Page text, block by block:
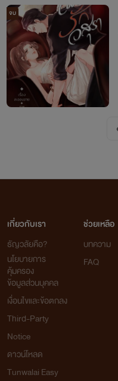
จบ
เกี่ยวกับเรา
ธัญวลัยคือ?
นโยบายการ
คุ้มครอง
ข้อมูลส่วนบุคคล
เงื่อนไขและข้อตกลง
Third-Party
Notice
ดาวน์โหลด
Tunwalai Easy
ช่วยเหลือ
บทความ
FAQ